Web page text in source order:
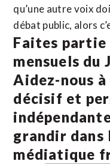
qu’une autre voix
débat public, alors
Faites partie
mensuels du
Aidez-nous
décisif et
grandir dans
médiatique